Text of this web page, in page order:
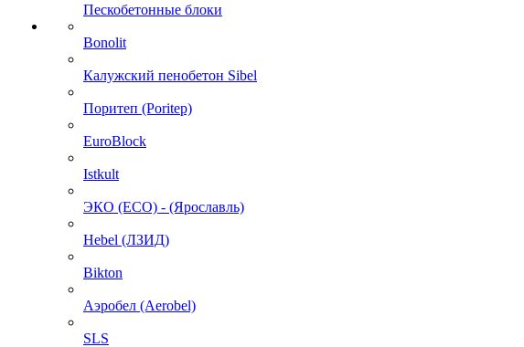
Пескобетонные блоки
Bonolit
Калужский пенобетон Sibel
Поритеп (Poritep)
EuroBlock
Istkult
ЭКО (ECO) - (Ярославль)
Hebel (ЛЗИД)
Bikton
Аэробел (Aerobel)
SLS